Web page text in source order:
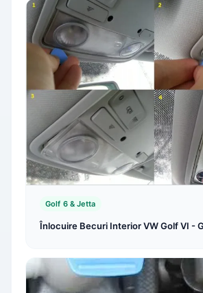
Golf 6 & Jetta
Înlocuire Becuri Interior VW Golf VI -